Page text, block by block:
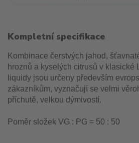
Kompletní specifikace
Kombinace čerstvých jahod,
hroznů a kyselých citrusů v klasické
liquidy jsou určeny především
zákazníkům, vyznačují se velmi
příchutě, velkou dýmivostí.
Poměr složek VG : PG = 50 : 50